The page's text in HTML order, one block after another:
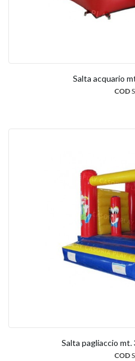
Salta acquario
COD
Salta pagliaccio mt.
COD